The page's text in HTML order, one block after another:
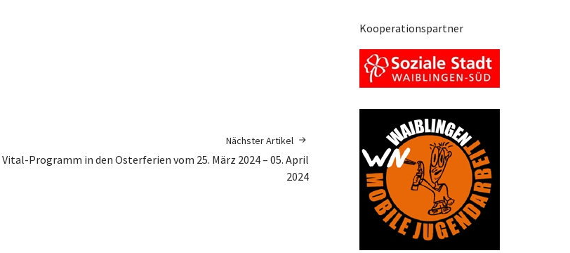
Nächster Artikel
Vital-Programm in den Osterferien vom 25. März 2024 – 05. April
2024
Kooperationspartner